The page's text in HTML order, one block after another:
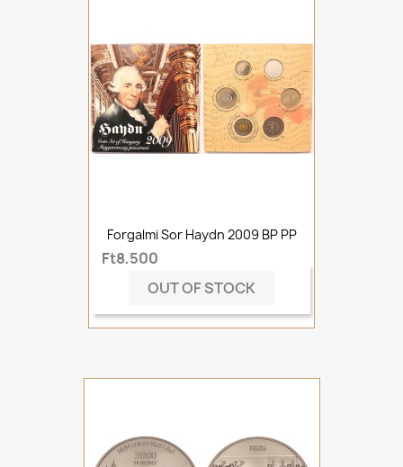
Forgalmi Sor Haydn 2009 BP PP
Ft8,500
OUT OF STOCK